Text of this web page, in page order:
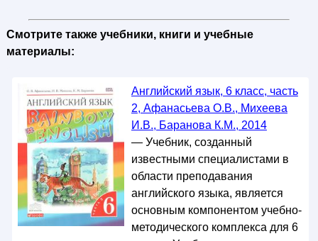
Смотрите также учебники, книги и учебные
материалы:
Английский язык, 6 класс, часть
2, Афанасьева О.В., Михеева
И.В., Баранова К.М., 2014
— Учебник, созданный
известными специалистами в
области преподавания
английского языка, является
основным компонентом учебно-
методического комплекса для 6